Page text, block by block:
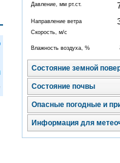
Давление, мм рт.ст.
Направление ветра
Скорость, м/с
Влажность воздуха, %
Состояние земной
Состояние почвы
Опасные погодные и
Информация для